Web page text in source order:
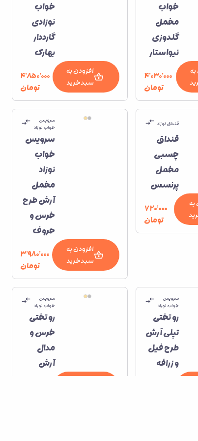
خواب
مخمل
گلدوزی
نیواستار
۴٬۰۳۰٬۰۰۰
تومان
خواب
نوزادی
گارددار
بهارک
افزودن به
سبدخرید
۴٬۸۵۰٬۰۰۰
تومان
قنداق نوزاد
قنداق
چسبی
مخمل
پرنسس
به
۷۲۰٬۰۰۰
تومان
سرویس
خواب نوزاد
سرویس
خواب
نوزاد
مخمل
آرش طرح
خرس و
حروف
افزودن به
سبدخرید
۳٬۹۸۰٬۰۰۰
تومان
سرویس
خواب نوزاد
رو تختی
تپلی آرش
طرح فیل
و زرافه
سرویس
خواب نوزاد
رو تختی
خرس و
مدال
آرش